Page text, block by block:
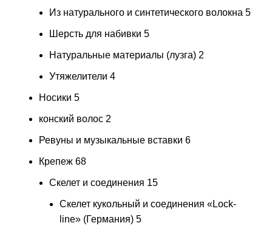
Из натурального и синтетического волокна 5
Шерсть для набивки 5
Натуральные материалы (лузга) 2
Утяжелители 4
Носики 5
конский волос 2
Ревуны и музыкальные вставки 6
Крепеж 68
Скелет и соединения 15
Скелет кукольный и соединения «Lock-
line» (Германия) 5